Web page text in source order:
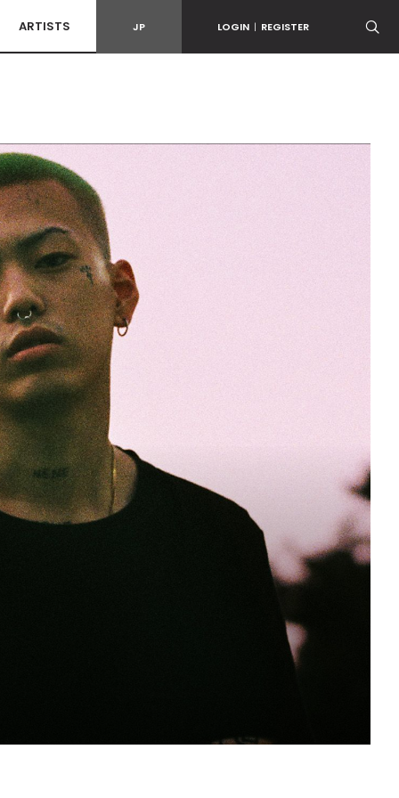
ARTISTS JP LOGIN | REGISTER